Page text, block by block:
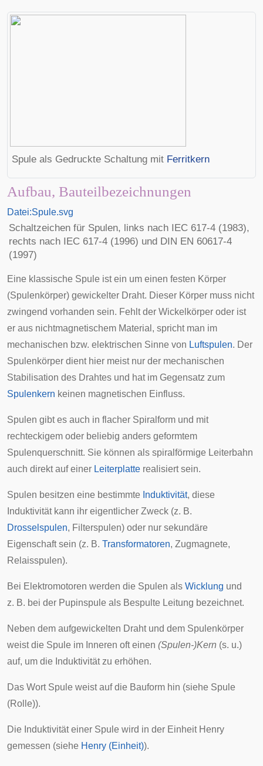
Spule als Gedruckte Schaltung mit Ferritkern
Aufbau, Bauteilbezeichnungen
Datei:Spule.svg
Schaltzeichen für Spulen, links nach IEC 617-4 (1983),
rechts nach IEC 617-4 (1996) und DIN EN 60617-4
(1997)
Eine klassische Spule ist ein um einen festen Körper
(Spulenkörper) gewickelter Draht. Dieser Körper muss nicht
zwingend vorhanden sein. Fehlt der Wickelkörper oder ist
er aus nichtmagnetischem Material, spricht man im
mechanischen bzw. elektrischen Sinne von Luftspulen. Der
Spulenkörper dient hier meist nur der mechanischen
Stabilisation des Drahtes und hat im Gegensatz zum
Spulenkern keinen magnetischen Einfluss.
Spulen gibt es auch in flacher Spiralform und mit
rechteckigem oder beliebig anders geformtem
Spulenquerschnitt. Sie können als spiralförmige Leiterbahn
auch direkt auf einer Leiterplatte realisiert sein.
Spulen besitzen eine bestimmte Induktivität, diese
Induktivität kann ihr eigentlicher Zweck (z. B.
Drosselspulen, Filterspulen) oder nur sekundäre
Eigenschaft sein (z. B. Transformatoren, Zugmagnete,
Relaisspulen).
Bei Elektromotoren werden die Spulen als Wicklung und
z. B. bei der Pupinspule als Bespulte Leitung bezeichnet.
Neben dem aufgewickelten Draht und dem Spulenkörper
weist die Spule im Inneren oft einen (Spulen-)Kern (s. u.)
auf, um die Induktivität zu erhöhen.
Das Wort Spule weist auf die Bauform hin (siehe Spule
(Rolle)).
Die Induktivität einer Spule wird in der Einheit Henry
gemessen (siehe Henry (Einheit)).